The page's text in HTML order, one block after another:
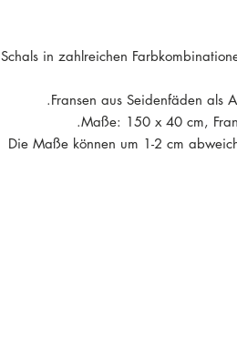
Schals in zahlreichen
Fransen aus Seidenfäden als
Maße: 150 x 40 cm,
Die Maße können um 1-2 cm